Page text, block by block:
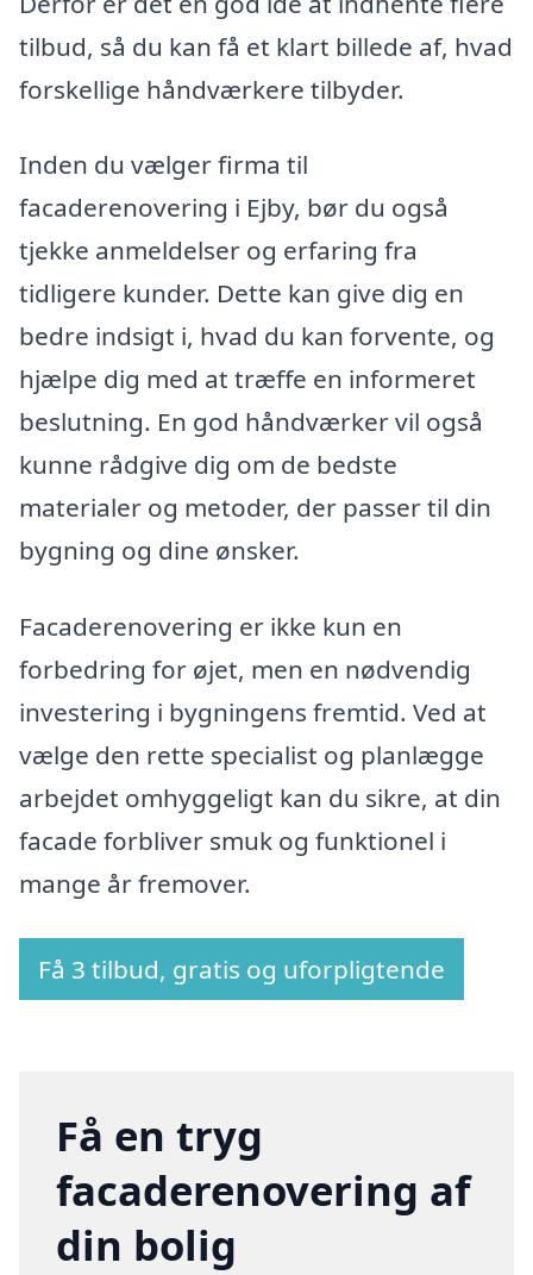
tilbud, så du kan få et klart billede af, hvad
forskellige håndværkere tilbyder.
Inden du vælger firma til
facaderenovering i Ejby, bør du også
tjekke anmeldelser og erfaring fra
tidligere kunder. Dette kan give dig en
bedre indsigt i, hvad du kan forvente, og
hjælpe dig med at træffe en informeret
beslutning. En god håndværker vil også
kunne rådgive dig om de bedste
materialer og metoder, der passer til din
bygning og dine ønsker.
Facaderenovering er ikke kun en
forbedring for øjet, men en nødvendig
investering i bygningens fremtid. Ved at
vælge den rette specialist og planlægge
arbejdet omhyggeligt kan du sikre, at din
facade forbliver smuk og funktionel i
mange år fremover.
Få 3 tilbud, gratis og uforpligtende
Få en tryg
facaderenovering af
din bolig